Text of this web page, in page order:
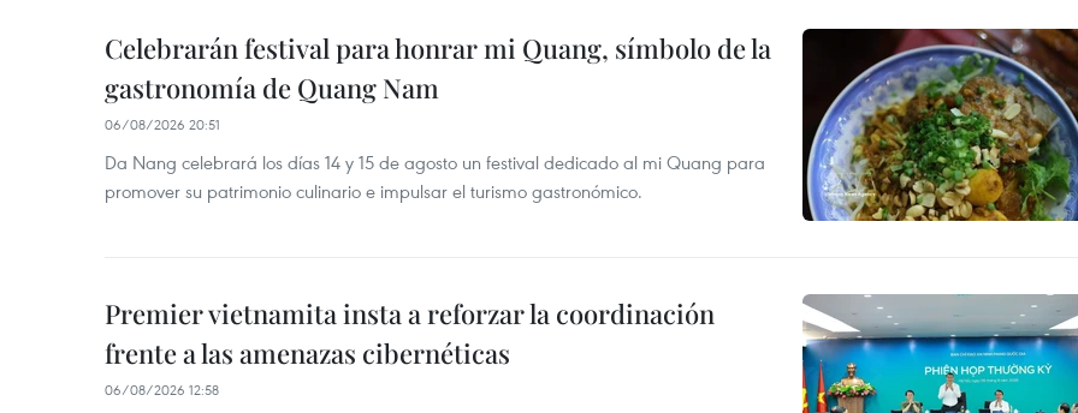
Celebrarán festival para honrar mi Quang, símbolo de la
gastronomía de Quang Nam
06/08/2026 20:51
Da Nang celebrará los días 14 y 15 de agosto un festival dedicado al mi Quang para
promover su patrimonio culinario e impulsar el turismo gastronómico.
Premier vietnamita insta a reforzar la coordinación
frente a las amenazas cibernéticas
06/08/2026 12:58